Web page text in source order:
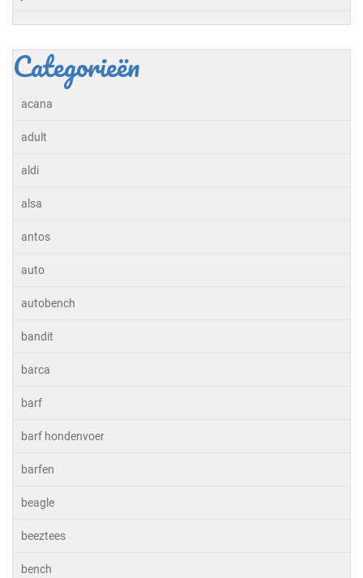
Categorieën
acana
adult
aldi
alsa
antos
auto
autobench
bandit
barca
barf
barf hondenvoer
barfen
beagle
beeztees
bench